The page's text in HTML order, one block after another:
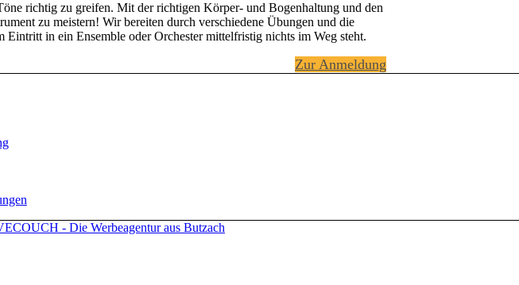
richtig zu greifen. Mit der richtigen Körper- und Bogenhaltung und den
zu meistern! Wir bereiten durch verschiedene Übungen und die
in ein Ensemble oder Orchester mittelfristig nichts im Weg steht.
Zur Anmeldung
- Die Werbeagentur aus Butzach